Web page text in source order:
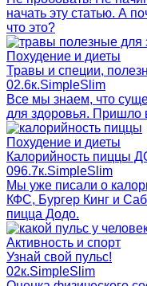
начать эту статью. А
что это?
Похудение и диеты
Травы и специи,
02.6к.SimpleSlim
Все мы знаем, что
для здоровья. Пришло
Похудение и диеты
Калорийность пиццы
096.7к.SimpleSlim
Мы уже писали о
КФС, Бургер Кинг и
пицца Додо.
Активность и спорт
Узнай свой пульс!
02к.SimpleSlim